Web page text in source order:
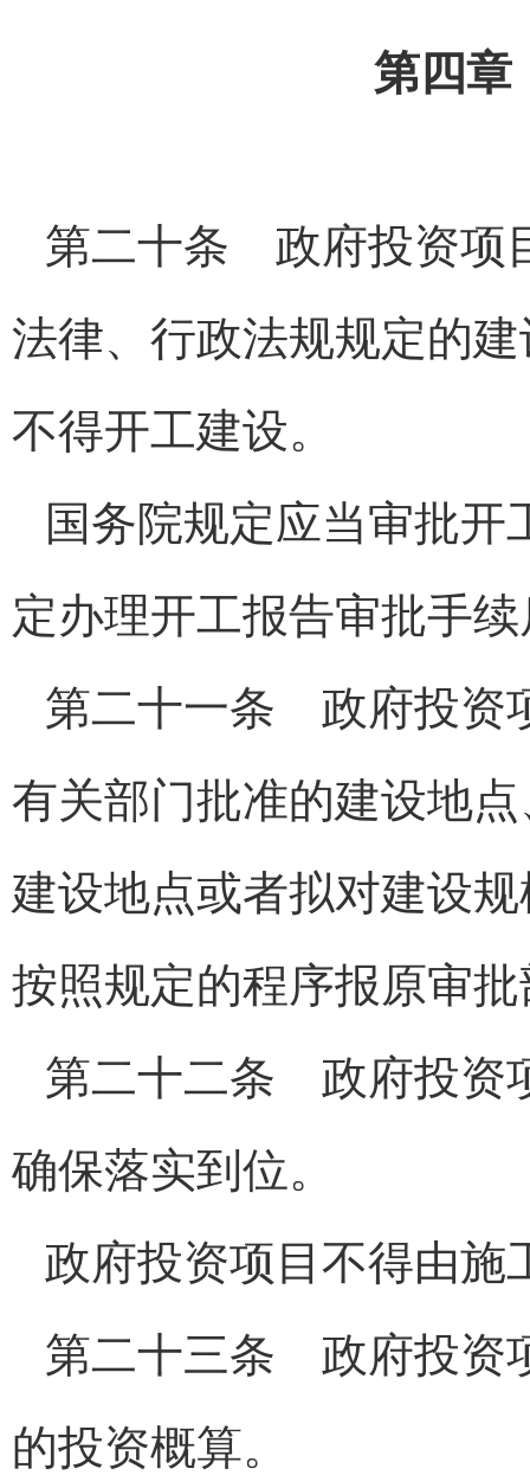
第四
第二十条 政府投资项
法律、行政法规规定的
不得开工建设。
国务院规定应当审批开
定办理开工报告审批手
第二十一条 政府投资
有关部门批准的建设地
建设地点或者拟对建设
按照规定的程序报原审
第二十二条 政府投资
确保落实到位。
政府投资项目不得由施
第二十三条 政府投资
的投资概算。